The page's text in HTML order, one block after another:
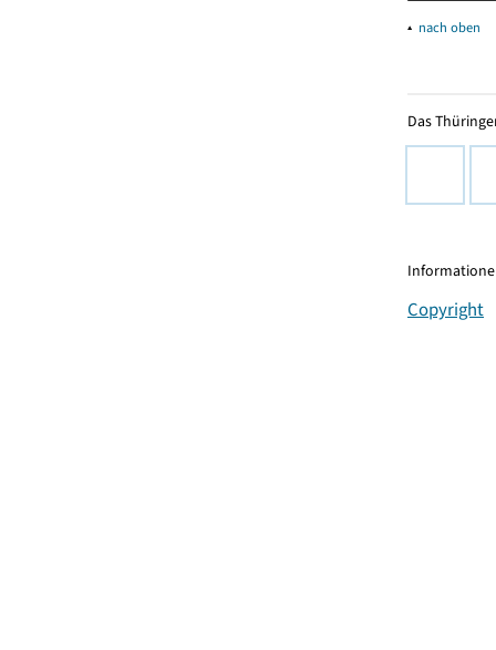
▴ nach oben
Das
Copyright